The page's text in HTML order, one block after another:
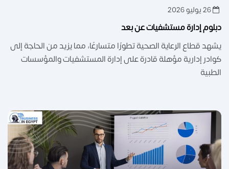
26 يوليو 2026
دبلوم إدارة مستشفيات عن بعد
يشهد قطاع الرعاية الصحية تطورًا متسارعًا، مما يزيد من الحاجة إلى
كوادر إدارية مؤهلة قادرة على إدارة المستشفيات والمؤسسات
الطبية